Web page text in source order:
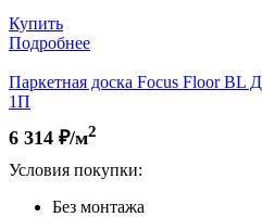
Купить
Подробнее
Паркетная доска Focus Floor BL
1П
6 314 ₽/м2
Условия покупки:
Без монтажа